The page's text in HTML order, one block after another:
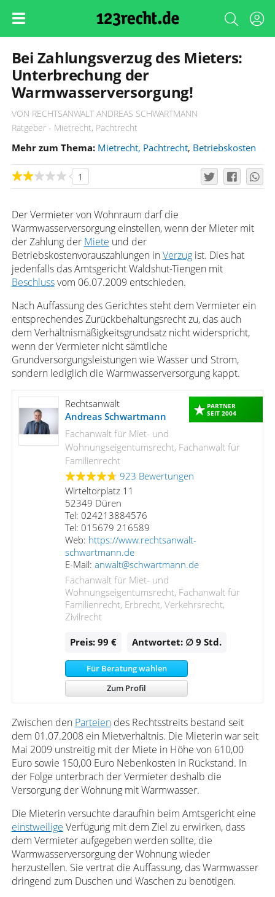
Bei Zahlungsverzug des Mieters:
Unterbrechung der
Warmwasserversorgung!
VON RECHTSANWALT ANDREAS SCHWARTMANN
Ratgeber - Mietrecht, Pachtrecht
Mehr zum Thema: Mietrecht, Pachtrecht, Betriebskosten
1
Der Vermieter von Wohnraum darf die
Warmwasserversorgung einstellen, wenn der Mieter mit
der Zahlung der Miete und der
Betriebskostenvorauszahlungen inVerzugist. Dies hat
jedenfalls das Amtsgericht Waldshut-Tiengen mit
Beschlussvom 06.07.2009 entschieden.
Nach Auffassung des Gerichtes steht dem Vermieter ein
entsprechendes Zurückbehaltungsrecht zu, das auch
dem Verhältnismäßigkeitsgrundsatz nicht widerspricht,
wenn der Vermieter nicht sämtliche
Grundversorgungsleistungen wie Wasser und Strom,
sondern lediglich die Warmwasserversorgung kappt.
PARTNER
SEIT 2004
Rechtsanwalt
Andreas Schwartmann
Fachanwalt für Miet- und
Wohnungseigentumsrecht, Fachanwalt für
Familienrecht
923 Bewertungen
Wirteltorplatz 11
52349 Düren
Tel: 024213884576
Tel: 015679 216589
Web: https://www.rechtsanwalt-
schwartmann.de
E-Mail:anwalt@schwartmann.de
Fachanwalt für Miet- und
Wohnungseigentumsrecht, Fachanwalt für
Familienrecht, Erbrecht, Verkehrsrecht,
Zivilrecht
Preis: 99 € Antwortet: ∅ 9Std.
Für Beratung wählen
Zum Profil
Zwischen den Parteiendes Rechtsstreits bestand seit
dem 01.07.2008 ein Mietverhältnis. Die Mieterin war seit
Mai 2009 unstreitig mit der Miete in Höhe von 610,00
Euro sowie 150,00 Euro Nebenkosten in Rückstand. In
der Folge unterbrach der Vermieter deshalb die
Versorgung der Wohnung mit Warmwasser.
Die Mieterin versuchte daraufhin beim Amtsgericht eine
einstweilige Verfügung mit dem Ziel zu erwirken, dass
dem Vermieter aufgegeben werden sollte, die
Warmwasserversorgung der Wohnung wieder
herzustellen. Sie vertrat die Auffassung, das Warmwasser
dringend zum Duschen und Waschen zu benötigen.